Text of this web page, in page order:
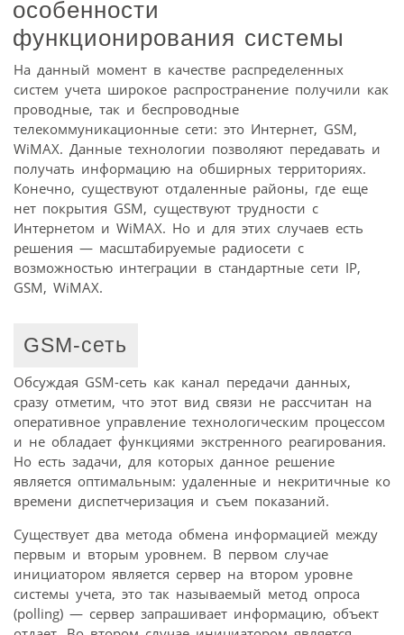
особенности
функционирования системы
На данный момент в качестве распределенных
систем учета широкое распространение получили как
проводные, так и беспроводные
телекоммуникационные сети: это Интернет, GSM,
WiMAX. Данные технологии позволяют передавать и
получать информацию на обширных территориях.
Конечно, существуют отдаленные районы, где еще
нет покрытия GSM, существуют трудности с
Интернетом и WiMAX. Но и для этих случаев есть
решения — масштабируемые радиосети с
возможностью интеграции в стандартные сети IP,
GSM, WiMAX.
GSM-сеть
Обсуждая GSM-сеть как канал передачи данных,
сразу отметим, что этот вид связи не рассчитан на
оперативное управление технологическим процессом
и не обладает функциями экстренного реагирования.
Но есть задачи, для которых данное решение
является оптимальным: удаленные и некритичные ко
времени диспетчеризация и съем показаний.
Существует два метода обмена информацией между
первым и вторым уровнем. В первом случае
инициатором является сервер на втором уровне
системы учета, это так называемый метод опроса
(polling) — сервер запрашивает информацию, объект